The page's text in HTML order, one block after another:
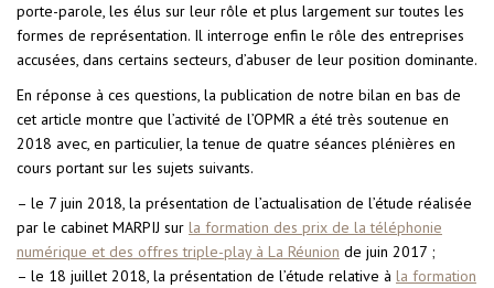
porte-parole, les élus sur leur rôle et plus largement sur toutes les
formes de représentation. Il interroge enfin le rôle des entreprises
accusées, dans certains secteurs, d’abuser de leur position dominante.
En réponse à ces questions, la publication de notre bilan en bas de
cet article montre que l’activité de l’OPMR a été très soutenue en
2018 avec, en particulier, la tenue de quatre séances plénières en
cours portant sur les sujets suivants.
– le 7 juin 2018, la présentation de l’actualisation de l’étude réalisée
par le cabinet MARPIJ sur la formation des prix de la téléphonie
numérique et des offres triple-play à La Réunion de juin 2017 ;
– le 18 juillet 2018, la présentation de l’étude relative à la formation